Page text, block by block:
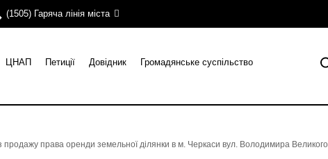
(1505) Гаряча лінія міста
ЦНАП Петиції Довідник Громадянське суспільство
продажу права оренди земельної ділянки в м. Черкаси вул. Володимира Великого